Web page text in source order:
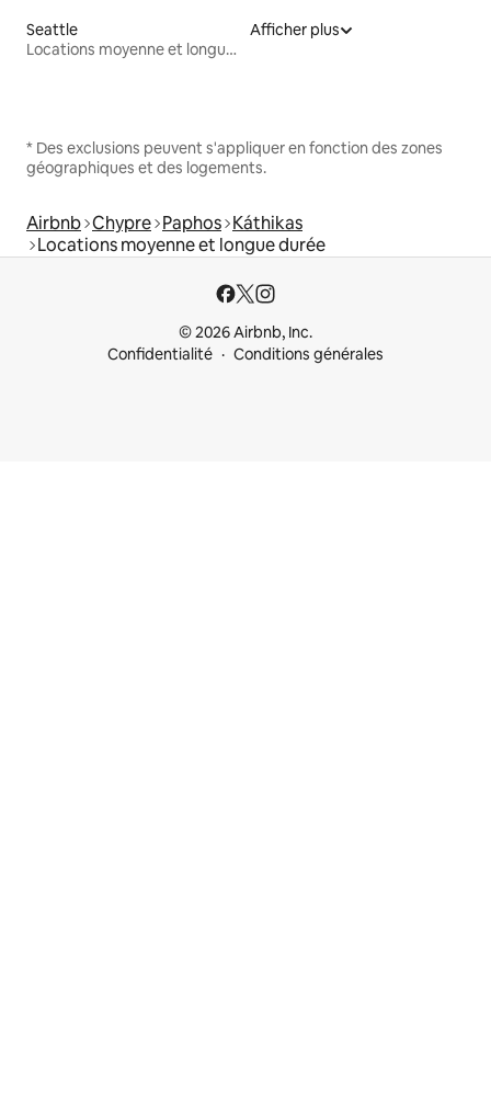
Seattle
Locations moyenne et longue durée
Afficher plus
* Des exclusions peuvent s'appliquer en fonction des zones
géographiques et des logements.
Airbnb Chypre Paphos Káthikas
Locations moyenne et longue durée
© 2026 Airbnb, Inc.
Confidentialité
Conditions générales